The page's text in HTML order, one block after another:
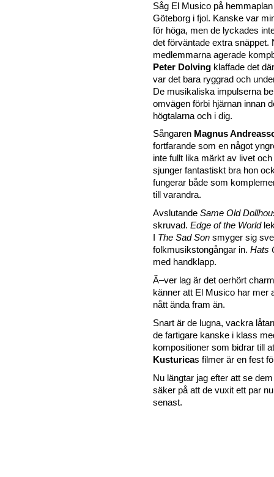
Såg El Musico på
Göteborg i fjol. Kanske var
för höga, men de lyckades
det förväntade extra snäppet.
medlemmarna agerade
Peter Dolving klaffade det
var det bara ryggrad och
De musikaliska impulserna
omvägen förbi hjärnan innan
högtalarna och i dig.
Sångaren Magnus
fortfarande som en något
inte fullt lika märkt av livet och
sjunger fantastiskt bra hon
fungerar både som
till varandra.
Avslutande Same Old
skruvad. Edge of the World
The Sad Son smyger sig
folkmusikstongångar in. Hats
med handklapp.
Ã–ver lag är det oerhört
känner att El Musico har mer
nått ända fram än.
Snart är de lugna, vackra
de fartigare kanske i klass
kompositioner som bidrar till
Kusturicas filmer är en fest
Nu längtar jag efter att se
säker på att de vuxit ett par
senast.